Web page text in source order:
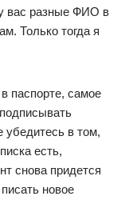
у вас разные ФИО в
Только тогда я
паспорте, самое
убедитесь в том,
есть,
снова придется
новое